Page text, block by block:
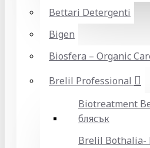
Bettari Detergenti
Bigen
Biosfera – Organic
Brelil Professional
Biotreatment
блясък
Brelil Bothalia-